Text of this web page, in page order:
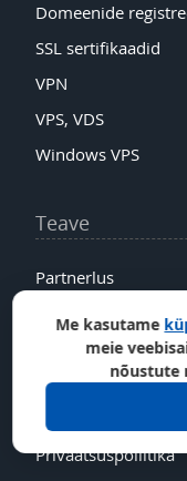
Domeenide
SSL sertifikaadid
VPN
VPS, VDS
Windows VPS
Teave
Partnerlus
Partnerite boonused
Teadmusbaas
Meie ettevõttest
Privaatsuspoliitika
Me kasutame
meie
nõustute